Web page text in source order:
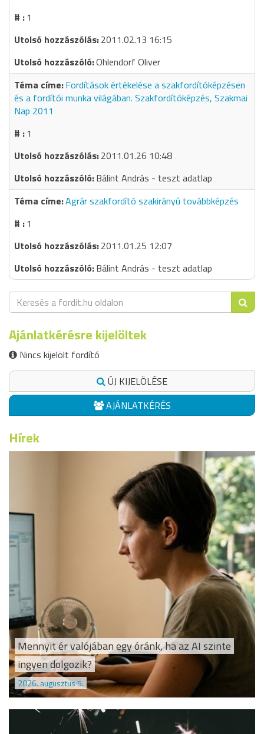
1
2011.02.13 16:15
Ohlendorf Oliver
Fordítások értékelése a szakfordítóképzésen
és a fordítói munka világában. Szakfordítóképzés, Szakmai
Nap 2011
1
2011.01.26 10:48
Bálint András - teszt adatlap
Agrár szakfordító szakirányú továbbképzés
1
2011.01.25 12:07
Bálint András - teszt adatlap
Ajánlatkérésre kijelöltek
Nincs kijelölt fordító
ÚJ KIJELÖLÉSE
AJÁNLATKÉRÉS
Hírek
Mennyit ér valójában egy óránk, ha az AI szinte
ingyen dolgozik?
2026. augusztus 5.